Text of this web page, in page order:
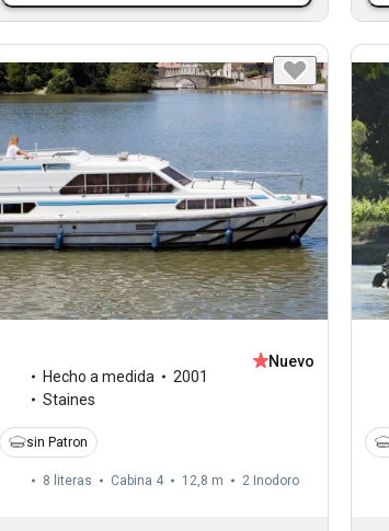
Hecho a medida
2001
Staines
Nuevo
sin Patron
8 literas Cabina 4 12,8 m 2 Inodoro